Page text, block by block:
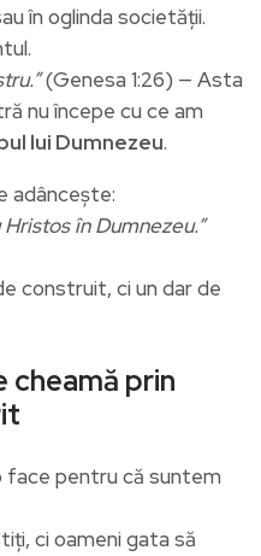
în oglinda societății.
(Genesa 1:26) — Asta
nu începe cu ce am
lui Dumnezeu.
adâncește:
în Dumnezeu.”
construit, ci un dar de
cheamă prin
face pentru că suntem
ci oameni gata să